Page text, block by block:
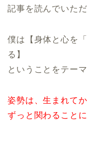
記事を読んでいた
僕は【身体と心を
る】
ということをテー
姿勢は、生まれて
ずっと関わること